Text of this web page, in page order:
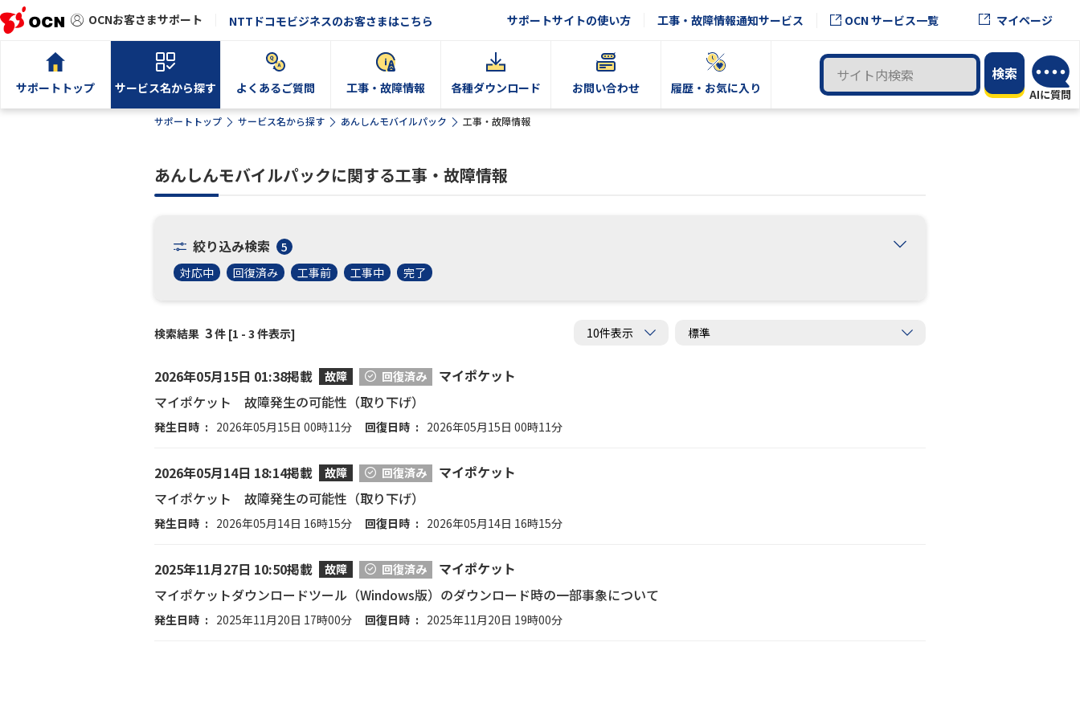
OCNお客さまサポート NTTドコモビジネスのお客さまはこちら サポートサイトの使い方 工事・故障情報通知サービス OCN サービス一覧 マイページ
サポートトップ サービス名から探す よくあるご質問 工事・故障情報 各種ダウンロード お問い合わせ 履歴・お気に入り
サポートトップ サービス名から探す あんしんモバイルパック 工事・故障情報
あんしんモバイルパックに関する工事・故障情報
絞り込み検索
5
対応中
回復済み 工事前 工事中 完了
検索結果 3件 [1 - 3 件表示]
2026年05月15日 01:38掲載 故障 回復済み
マイポケット
マイポケット 故障発生の可能性（取り下げ）
発生日時 2026年05月15日 00時11分 回復日時 2026年05月15日 00時11分
2026年05月14日 18:14掲載 故障 回復済み
マイポケット
マイポケット 故障発生の可能性（取り下げ）
発生日時 2026年05月14日 16時15分 回復日時 2026年05月14日 16時15分
2025年11月27日 10:50掲載 故障 回復済み
マイポケット
マイポケットダウンロードツール（Windows版）のダウンロード時の一部事象について
発生日時 2025年11月20日 17時00分 回復日時 2025年11月20日 19時00分